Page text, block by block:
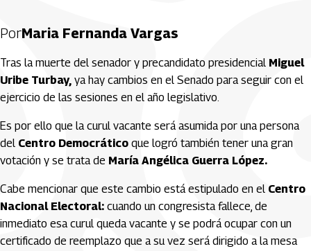
PorMaria Fernanda Vargas
Tras la muerte del senador y precandidato presidencial Miguel
Uribe Turbay, ya hay cambios en el Senado para seguir con el
ejercicio de las sesiones en el año legislativo.
Es por ello que la curul vacante será asumida por una persona
del Centro Democrático que logró también tener una gran
votación y se trata de María Angélica Guerra López.
Cabe mencionar que este cambio está estipulado en el Centro
Nacional Electoral: cuando un congresista fallece, de
inmediato esa curul queda vacante y se podrá ocupar con un
certificado de reemplazo que a su vez será dirigido a la mesa